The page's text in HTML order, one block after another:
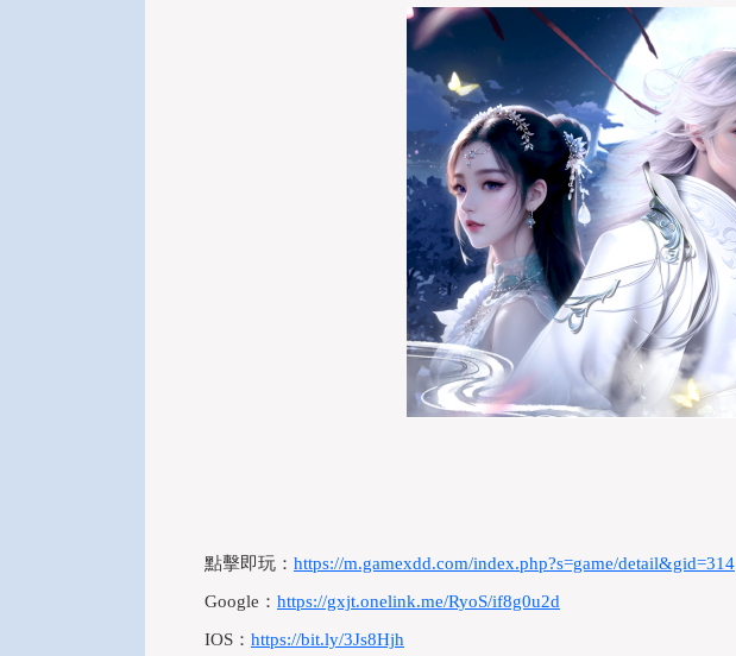
點擊即玩： https://m.gamexdd.com/index.php?s=game/detail&gid=314
Google： https://gxjt.onelink.me/RyoS/if8g0u2d
IOS： https://bit.ly/3Js8Hjh